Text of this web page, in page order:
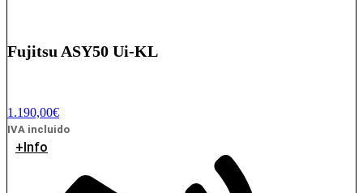
Fujitsu ASY50 Ui-KL
1.190,00€
IVA incluido
+Info